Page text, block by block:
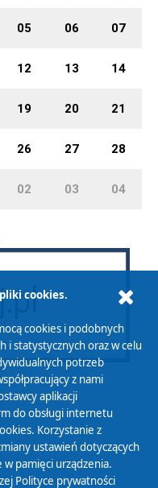
05 06 07
12 13 14
19 20 21
26 27 28
02 03 04
cookies.
cookies i podobnych
i statystycznych oraz w celu
potrzeb
z nami
aplikacji
do obsługi internetu
Korzystanie z
ustawień dotyczących
w pamięci urządzenia.
Polityce prywatności